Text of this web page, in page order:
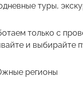
туры,
только с
и выбирайте
регионы